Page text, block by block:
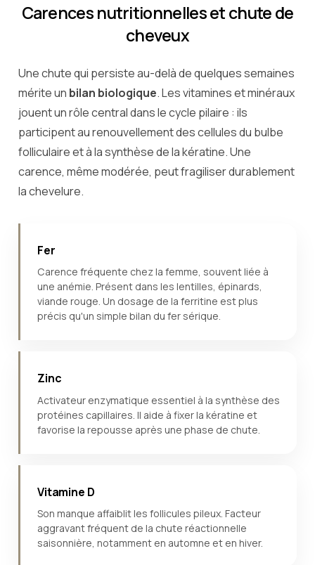
Carences nutritionnelles et chute de
cheveux
Une chute qui persiste au-delà de quelques semaines
mérite un bilan biologique. Les vitamines et minéraux
jouent un rôle central dans le cycle pilaire : ils
participent au renouvellement des cellules du bulbe
folliculaire et à la synthèse de la kératine. Une
carence, même modérée, peut fragiliser durablement
la chevelure.
Fer
Carence fréquente chez la femme, souvent liée à
une anémie. Présent dans les lentilles, épinards,
viande rouge. Un dosage de la ferritine est plus
précis qu'un simple bilan du fer sérique.
Zinc
Activateur enzymatique essentiel à la synthèse des
protéines capillaires. Il aide à fixer la kératine et
favorise la repousse après une phase de chute.
Vitamine D
Son manque affaiblit les follicules pileux. Facteur
aggravant fréquent de la chute réactionnelle
saisonnière, notamment en automne et en hiver.